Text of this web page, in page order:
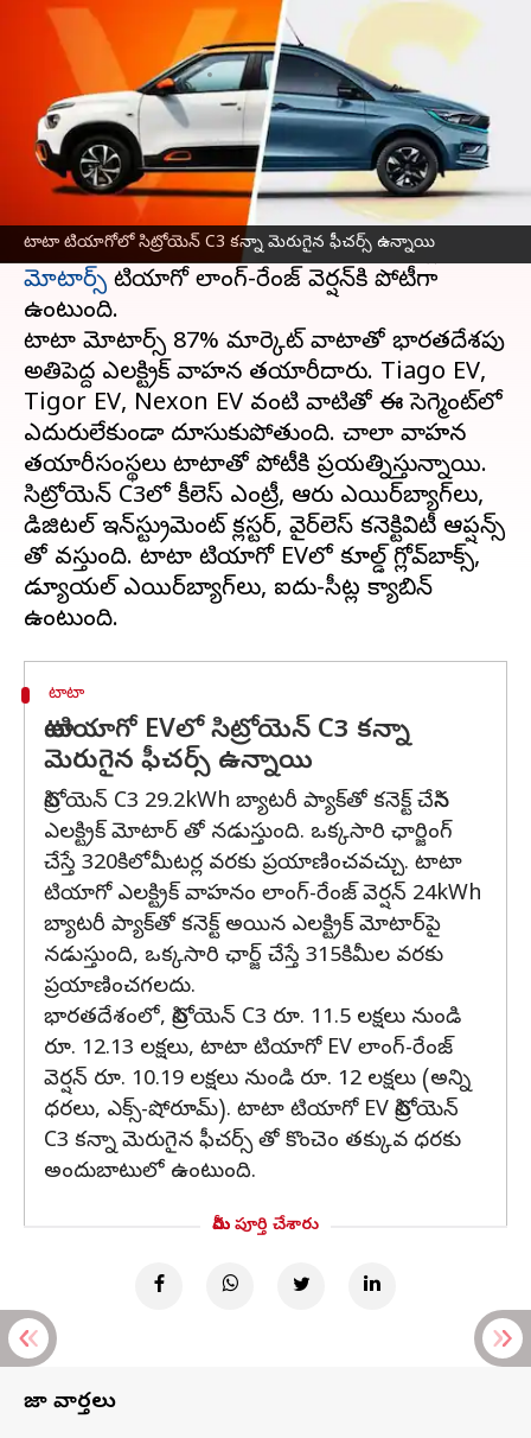
టాటా టియాగోలో సిట్రోయెన్ C3 కన్నా మెరుగైన ఫీచర్స్ ఉన్నాయి
ఏది కొనడం మంచిది
Nishkala Sathivada Mar 01, 2023 05:02 pm
ఈ వార్తాకథనం ఏంటి
ఫ్రెంచ్ కార్ల తయారీ సంస్థ సిట్రోయెన్ తన మొట్టమొదటి
ఎలక్ట్రిక్ కార్ C3ని భారతదేశంలో రూ.11.5 లక్షలు
ప్రారంభ ధరతో విడుదల చేసింది. ఇది మార్కెట్లో
మోటార్స్ టియాగో లాంగ్-రేంజ్ వెర్షన్‌కి పోటీగా
ఉంటుంది.
టాటా మోటార్స్ 87% మార్కెట్ వాటాతో భారతదేశపు
అతిపెద్ద ఎలక్ట్రిక్ వాహన తయారీదారు. Tiago EV,
Tigor EV, Nexon EV వంటి వాటితో ఈ సెగ్మెంట్‌లో
ఎదురులేకుండా దూసుకుపోతుంది. చాలా వాహన
తయారీసంస్థలు టాటాతో పోటీకి ప్రయత్నిస్తున్నాయి.
సిట్రోయెన్ C3లో కీలెస్ ఎంట్రీ, ఆరు ఎయిర్‌బ్యాగ్‌లు,
డిజిటల్ ఇన్‌స్ట్రుమెంట్ క్లస్టర్, వైర్‌లెస్ కనెక్టివిటీ ఆప్షన్స్
తో వస్తుంది. టాటా టియాగో EVలో కూల్డ్ గ్లోవ్‌బాక్స్,
డ్యూయల్ ఎయిర్‌బ్యాగ్‌లు, ఐదు-సీట్ల క్యాబిన్‌
టాటా
టాటా టియాగో EVలో సిట్రోయెన్ C3 కన్నా
మెరుగైన ఫీచర్స్ ఉన్నాయి
సిట్రోయెన్ C3 29.2kWh బ్యాటరీ ప్యాక్‌తో కనెక్ట్ చేసిన
ఎలక్ట్రిక్ మోటార్ తో నడుస్తుంది. ఒక్కసారి ఛార్జింగ్
చేస్తే 320కిలోమీటర్ల వరకు ప్రయాణించవచ్చు. టాటా
టియాగో ఎలక్ట్రిక్ వాహనం లాంగ్-రేంజ్ వెర్షన్ 24kWh
బ్యాటరీ ప్యాక్‌తో కనెక్ట్ అయిన ఎలక్ట్రిక్ మోటార్‌పై
నడుస్తుంది, ఒక్కసారి ఛార్జ్ చేస్తే 315కిమీల వరకు
ప్రయాణించగలదు.
భారతదేశంలో, సిట్రోయెన్ C3 రూ. 11.5 లక్షలు నుండి
రూ. 12.13 లక్షలు, టాటా టియాగో EV లాంగ్-రేంజ్
వెర్షన్ రూ. 10.19 లక్షలు నుండి రూ. 12 లక్షలు (అన్ని
ధరలు, ఎక్స్-షోరూమ్). టాటా టియాగో EV సిట్రోయెన్
C3 కన్నా మెరుగైన ఫీచర్స్ తో కొంచెం తక్కువ ధరకు
అందుబాటులో ఉంటుంది.
మీరు పూర్తి చేశారు
తాజా వార్తలు